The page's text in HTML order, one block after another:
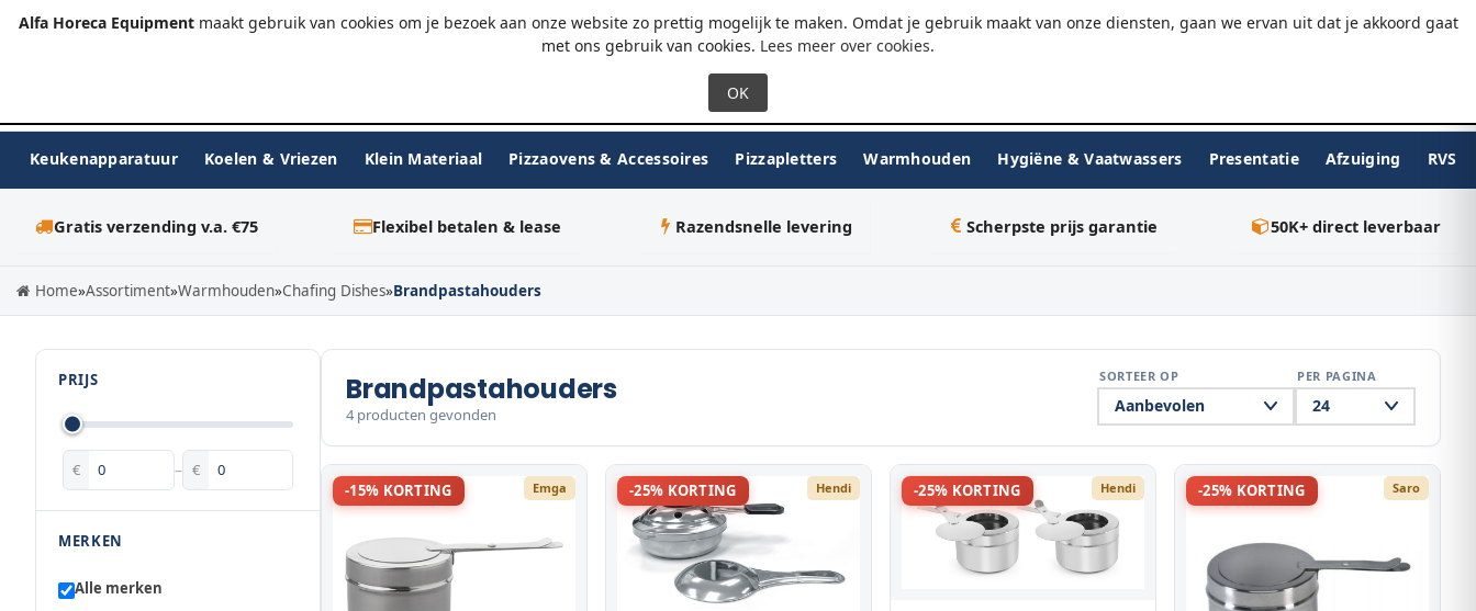
Alfa Horeca Equipmentmaakt gebruik van cookies om je bezoek aan onze website zo prettig mogelijk te maken. Omdat je gebruik maakt van onze diensten, gaan we ervan uit dat je akkoord gaat
met ons gebruik van cookies. Lees meer over cookies.
+31 (0)23-576 9984 info@alfahoreca.nl Ma-Vr 09:00 - 18:00 WhatsApp ★★★★★9.7/10WebwinkelKeur Gratis verzending v.a. €75
Keukenapparatuur Koelen & Vriezen Klein Materiaal Pizzaovens & Accessoires Pizzapletters Warmhouden Hygiëne & Vaatwassers Presentatie Afzuiging RVS
Gratis verzending v.a. €75 Flexibel betalen & lease Razendsnelle levering Scherpste prijs garantie 50K+ direct leverbaar
Home»Assortiment»Warmhouden»Chafing Dishes»Brandpastahouders
PRIJS
€ – €
MERKEN
Alle merken
Brandpastahouders
4 producten gevonden
SORTEER OP PER PAGINA
-15% KORTING Emga -25% KORTING Hendi -25% KORTING Hendi -25% KORTING Saro